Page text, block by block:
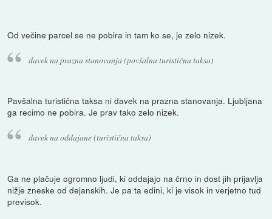
Od večine parcel se ne pobira in tam ko se, je zelo nizek.
davek na prazna stanovanja (povšalna turistična taksa)
Pavšalna turistična taksa ni davek na prazna stanovanja. Ljubljana
ga recimo ne pobira. Je prav tako zelo nizek.
davek na oddajane (turistična taksa)
Ga ne plačuje ogromno ljudi, ki oddajajo na črno in dost jih prijavlja
nižje zneske od dejanskih. Je pa ta edini, ki je visok in verjetno tud
previsok.